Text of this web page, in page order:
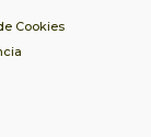
Cookies